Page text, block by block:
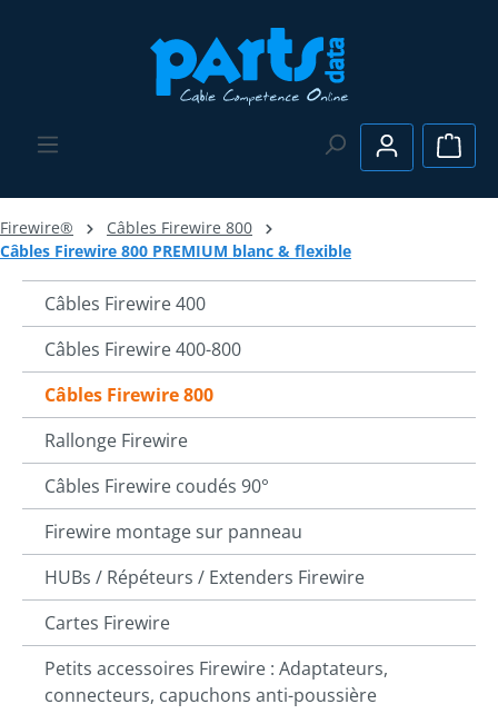
Le
Firewire®
Câbles Firewire 800
Câbles Firewire 800 PREMIUM blanc & flexible
Câbles Firewire 400
Câbles Firewire 400-800
Câbles Firewire 800
Rallonge Firewire
Câbles Firewire coudés 90°
Firewire montage sur panneau
HUBs / Répéteurs / Extenders Firewire
Cartes Firewire
Petits accessoires Firewire : Adaptateurs,
connecteurs, capuchons anti-poussière